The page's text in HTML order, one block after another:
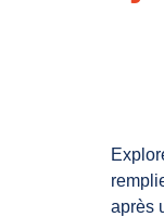
après